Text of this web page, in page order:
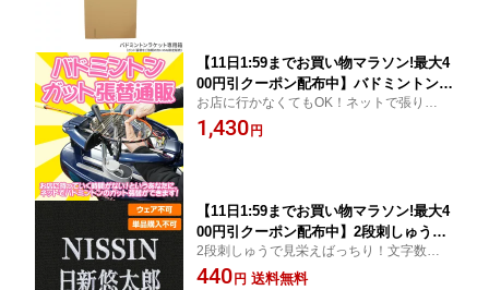
【11日1:59までお買い物マラソン!最大4
00円引クーポン配布中】バドミントンガ
ット張替インターネットでガットの張替
えを依頼できる！ガットを同時にご注文
お店に行かなくてもOK！ネットで張り替え
が注文できる！
1,430円
【11日1:59までお買い物マラソン!最大4
00円引クーポン配布中】2段刺しゅう追
加オプション 当店でお買い上げの刺繍
加工対象商品と同時購入に限る。 この
2段刺しゅうで見栄えばっちり！文字数が多
い人におススメ！
440円 送料無料